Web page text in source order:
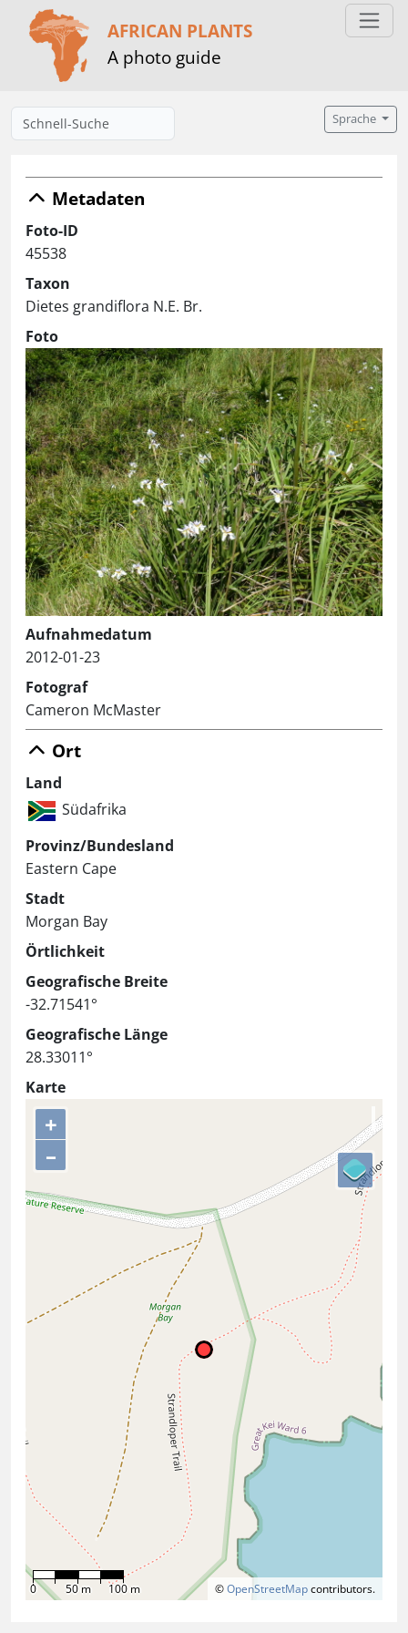
AFRICAN PLANTS
A photo guide
Sprache
Metadaten
Foto-ID
45538
Taxon
Dietes grandiflora N.E. Br.
Foto
Aufnahmedatum
2012-01-23
Fotograf
Cameron McMaster
Ort
Land
Südafrika
Provinz/Bundesland
Eastern Cape
Stadt
Morgan Bay
Örtlichkeit
Geografische Breite
-32.71541°
Geografische Länge
28.33011°
Karte
+
–
©OpenStreetMapcontributors.
0 50 m 100 m